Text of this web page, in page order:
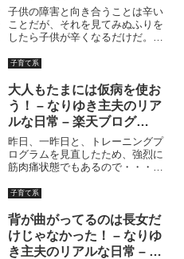
子供の障害と向き合うことは辛い
ことだが、それを見てみぬふりを
したら子供が辛くなるだけだ。大
だからといって、子供に大きなス
れてしまう。子供に障害があると
いう現実を認めてやらなければ
い...
子育て系
大人もたまには仮病を使お
う！ – なりゆき主夫のリア
ルな日常 – 楽天ブログ
（Blog）
昨日、一昨日と、トレーニングプ
ログラムを見直したため、強烈に
筋肉痛状態でもあるので・・・具
と言い切れるものでもないのだ
血管（リンパ？）にまで及び、ち
ょっとマズイかもしれないという
こ...
子育て系
背が曲がってるのは長女だ
けじゃなかった！ – なりゆ
き主夫のリアルな日常 – 楽